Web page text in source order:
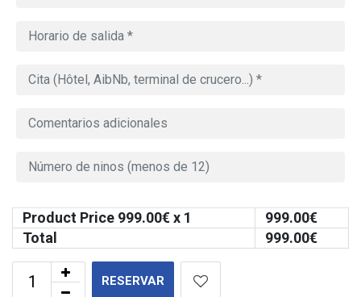
Product Price 999.00€ x 1 999.00€
Total
999.00€
RESERVAR